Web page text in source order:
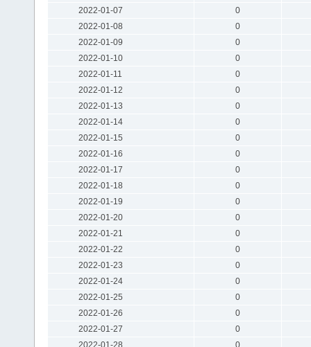
2022-01-07
0
2022-01-08
0
2022-01-09
0
2022-01-10
0
2022-01-11
0
2022-01-12
0
2022-01-13
0
2022-01-14
0
2022-01-15
0
2022-01-16
0
2022-01-17
0
2022-01-18
0
2022-01-19
0
2022-01-20
0
2022-01-21
0
2022-01-22
0
2022-01-23
0
2022-01-24
0
2022-01-25
0
2022-01-26
0
2022-01-27
0
2022-01-28
0